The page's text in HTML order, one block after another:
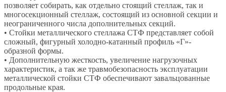
позволяет собирать, как отдельно стоящий стеллаж, так и
многосекционный стеллаж, состоящий из основной секции и
неограниченного числа дополнительных секций.
• Стойки металлического стеллажа СТФ представляет собой
сложный, фигурный холодно-катанный профиль «Г»-
образной формы.
• Дополнительную жесткость, увеличение нагрузочных
характеристик, а так же травмобезопасность эксплуатации
металлической стойки СТФ обеспечивают завальцованные
продольные края.